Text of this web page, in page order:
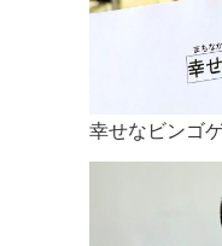
8月27日のまちなかメ
ー・フォー・ライフの
４周年記念講演の記事
は「メディア記載の紹
幸せなビンゴ